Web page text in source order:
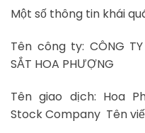
Một số thông tin khái
Tên công ty: CÔNG
SẮT HOA PHƯỢNG
Tên giao dịch: Hoa
Stock Company Tên